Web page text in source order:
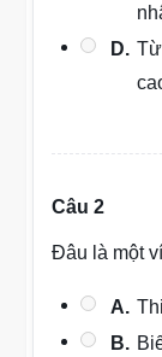
D.
Câu 2
Đâu là một
A.
B.